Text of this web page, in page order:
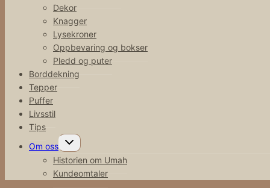
Dekor
Knagger
Lysekroner
Oppbevaring og bokser
Pledd og puter
Borddekning
Tepper
Puffer
Livsstil
Tips
Om oss
Toggle
child
menu
Historien om Umah
Kundeomtaler